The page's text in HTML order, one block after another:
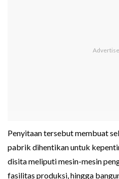
Penyitaan tersebut membuat
pabrik dihentikan untuk
disita meliputi mesin-mesin
fasilitas produksi, hingga